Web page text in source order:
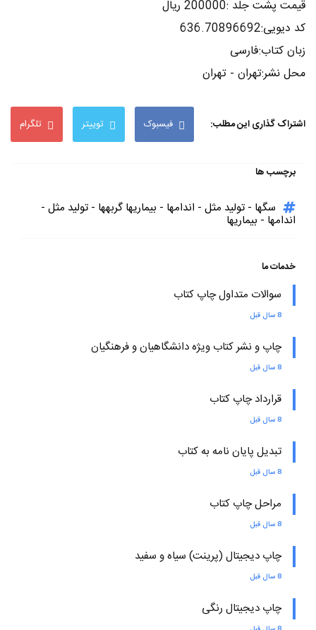
قیمت پشت جلد :200000 ریال
کد دیویی:636.70896692
زبان کتاب:فارسی
محل نشر:تهران - تهران
اشتراک گذاری این مطلب: فیسبوک توییتر تلگرام
برچسب ها
سگها - تولید مثل - اندامها - بیماریها گربهها - تولید مثل -
اندامها - بیماریها
خدمات ما
سوالات متداول چاپ کتاب
8 سال قبل
چاپ و نشر کتاب ویژه دانشگاهیان و فرهنگیان
8 سال قبل
قرارداد چاپ کتاب
8 سال قبل
تبدیل پایان نامه به کتاب
8 سال قبل
مراحل چاپ کتاب
8 سال قبل
چاپ دیجیتال (پرینت) سیاه و سفید
8 سال قبل
چاپ دیجیتال رنگی